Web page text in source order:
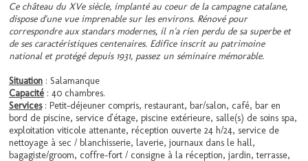
Ce château du XVe siècle, implanté au coeur de la campagne catalane,
dispose d'une vue imprenable sur les environs. Rénové pour
correspondre aux standars modernes, il n'a rien perdu de sa superbe et
de ses caractéristiques centenaires. Edifice inscrit au patrimoine
national et protégé depuis 1931, passez un séminaire mémorable.
Situation : Salamanque
Capacité : 40 chambres.
Services: Petit-déjeuner compris, restaurant, bar/salon, café, bar en
bord de piscine, service d'étage, piscine extérieure, salle(s) de soins spa,
exploitation viticole attenante, réception ouverte 24 h/24, service de
nettoyage à sec / blanchisserie, laverie, journaux dans le hall,
bagagiste/groom, coffre-fort / consigne à la réception, jardin, terrasse,